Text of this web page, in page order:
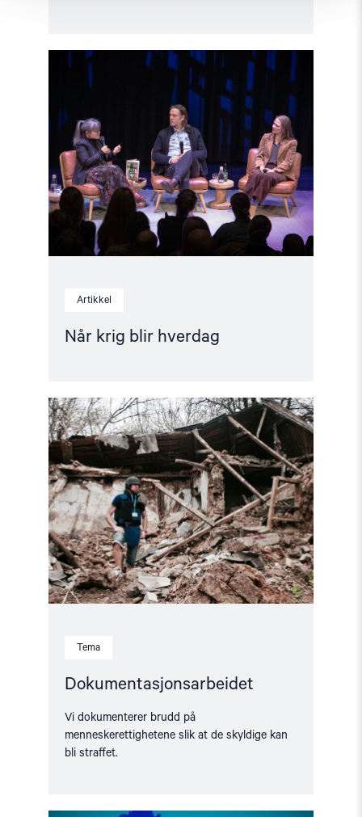
Artikkel
Når krig blir hverdag
Read
article
"Når
blir
hverdag"
Tema
Dokumentasjonsarbeidet
Vi dokumenterer brudd på
menneskerettighetene slik at de skyldige kan
bli straffet.
Read
article
"Dokumentasjonsarbeidet"